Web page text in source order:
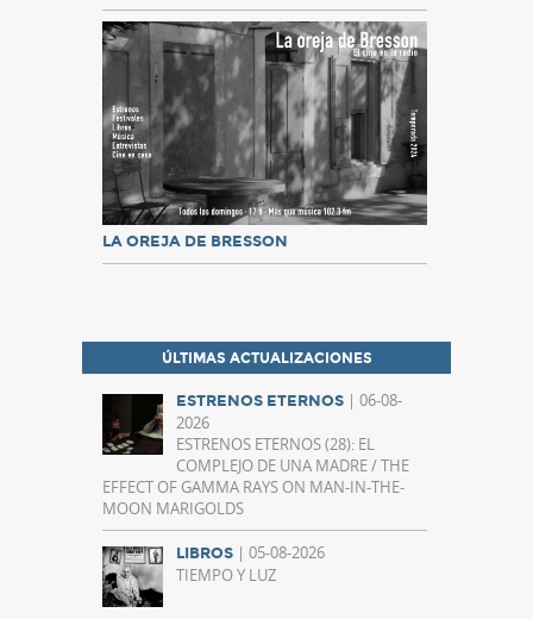
LA OREJA DE BRESSON
ÚLTIMAS ACTUALIZACIONES
ESTRENOS ETERNOS | 06-08-
2026
ESTRENOS ETERNOS (28): EL
COMPLEJO DE UNA MADRE / THE
EFFECT OF GAMMA RAYS ON MAN-IN-THE-
MOON MARIGOLDS
LIBROS | 05-08-2026
TIEMPO Y LUZ